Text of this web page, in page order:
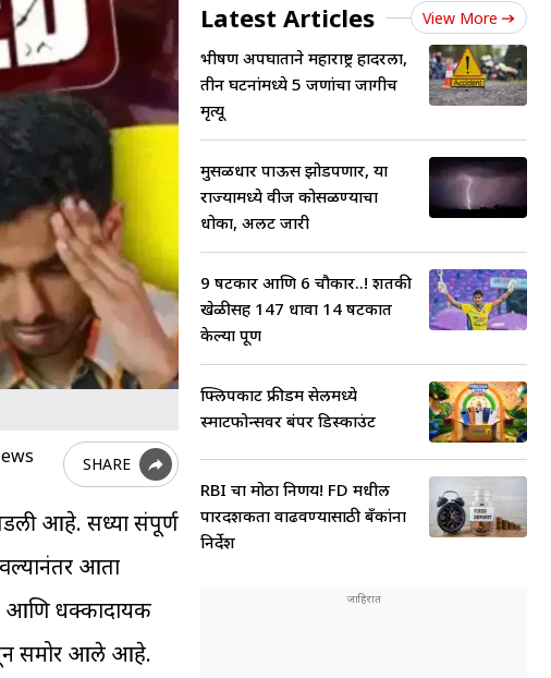
SHARE
आहे. सध्या संपूर्ण
आता
आणि धक्कादायक
समोर आले आहे.
Latest Articles View More
भीषण अपघाताने महाराष्ट्र हादरला,
तीन घटनांमध्ये 5 जणांचा जागीच
मृत्यू
मुसळधार पाऊस झोडपणार, या
राज्यामध्ये वीज कोसळण्याचा
धोका, अलर्ट जारी
9 षटकार आणि 6 चौकार..! शतकी
खेळीसह 147 धावा 14 षटकात
केल्या पूर्ण
फ्लिपकार्ट फ्रीडम सेलमध्ये
स्मार्टफोन्सवर बंपर डिस्काउंट
RBI चा मोठा निर्णय! FD मधील
पारदर्शकता वाढवण्यासाठी बँकांना
निर्देश